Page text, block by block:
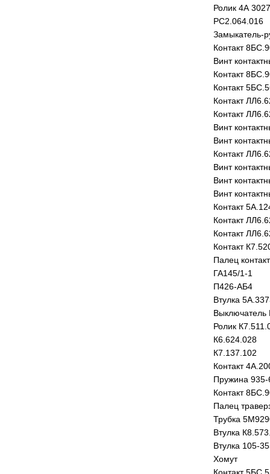
Ролик 4А
РС2.064.016
Замыкатель-
Контакт
Винт
Контакт
Контакт
Контакт
Контакт
Винт
Винт
Контакт
Винт
Винт
Винт
Контакт
Контакт
Контакт
Контакт
Палец
ГА145/1-1
П426-АБ4
Втулка
Выключатель
Ролик
К6.624.028
К7.137.102
Контакт
Пружина
Контакт
Палец
Трубка
Втулка
Втулка 105-
Хомут